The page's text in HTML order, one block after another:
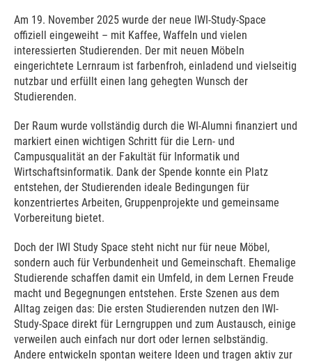
Am 19. November 2025 wurde der neue IWI-Study-Space
offiziell eingeweiht – mit Kaffee, Waffeln und vielen
interessierten Studierenden. Der mit neuen Möbeln
eingerichtete Lernraum ist farbenfroh, einladend und vielseitig
nutzbar und erfüllt einen lang gehegten Wunsch der
Studierenden.
Der Raum wurde vollständig durch die WI-Alumni finanziert und
markiert einen wichtigen Schritt für die Lern- und
Campusqualität an der Fakultät für Informatik und
Wirtschaftsinformatik. Dank der Spende konnte ein Platz
entstehen, der Studierenden ideale Bedingungen für
konzentriertes Arbeiten, Gruppenprojekte und gemeinsame
Vorbereitung bietet.
Doch der IWI Study Space steht nicht nur für neue Möbel,
sondern auch für Verbundenheit und Gemeinschaft. Ehemalige
Studierende schaffen damit ein Umfeld, in dem Lernen Freude
macht und Begegnungen entstehen. Erste Szenen aus dem
Alltag zeigen das: Die ersten Studierenden nutzen den IWI-
Study-Space direkt für Lerngruppen und zum Austausch, einige
verweilen auch einfach nur dort oder lernen selbständig.
Andere entwickeln spontan weitere Ideen und tragen aktiv zur